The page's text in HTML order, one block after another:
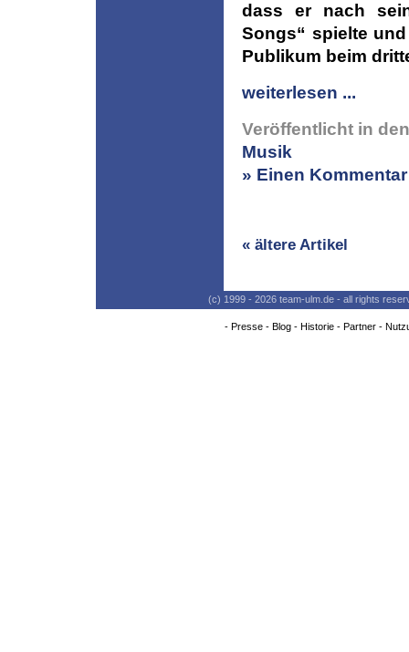
dass er nach
Songs“ spielte
Publikum beim
weiterlesen ...
Veröffentlicht in
Musik
» Einen
« ältere Artikel
(c) 1999 - 2026 team-ulm.de - all rights
- Presse- Blog- Historie- Partner-